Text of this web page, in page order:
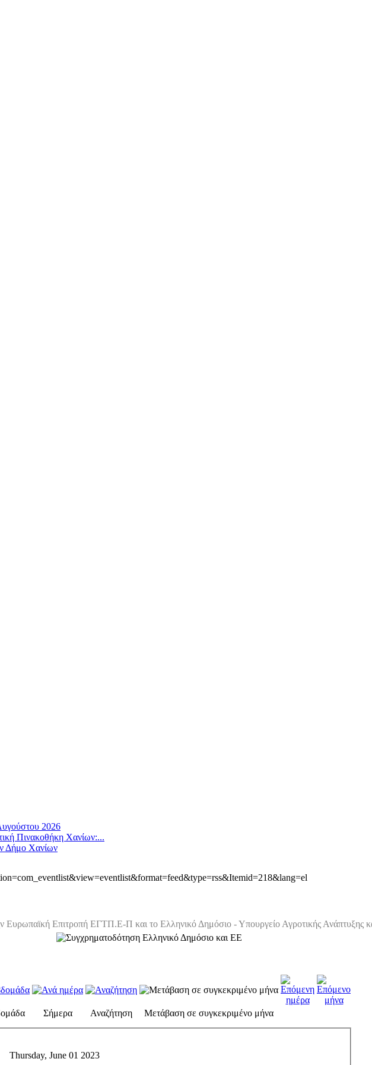
2026
Πινακοθήκη Χανίων:...
Δήμο Χανίων
Ευρωπαϊκή Επιτροπή ΕΓΤΠ.Ε-Π και το Ελληνικό Δημόσιο - Υπουργείο Αγροτικής Ανάπτυξης
Σήμερα Αναζήτηση
Μετάβαση σε συγκεκριμένο μήνα
Thursday, June 01 2023